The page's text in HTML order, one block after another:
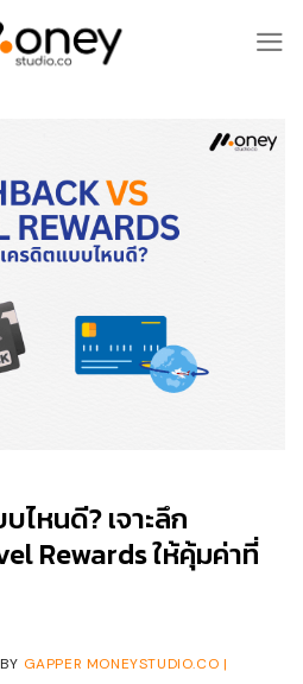
ไหนดี? เจาะลึก
Rewards ให้คุ้มค่าที่
BY GAPPER MONEYSTUDIO.CO |